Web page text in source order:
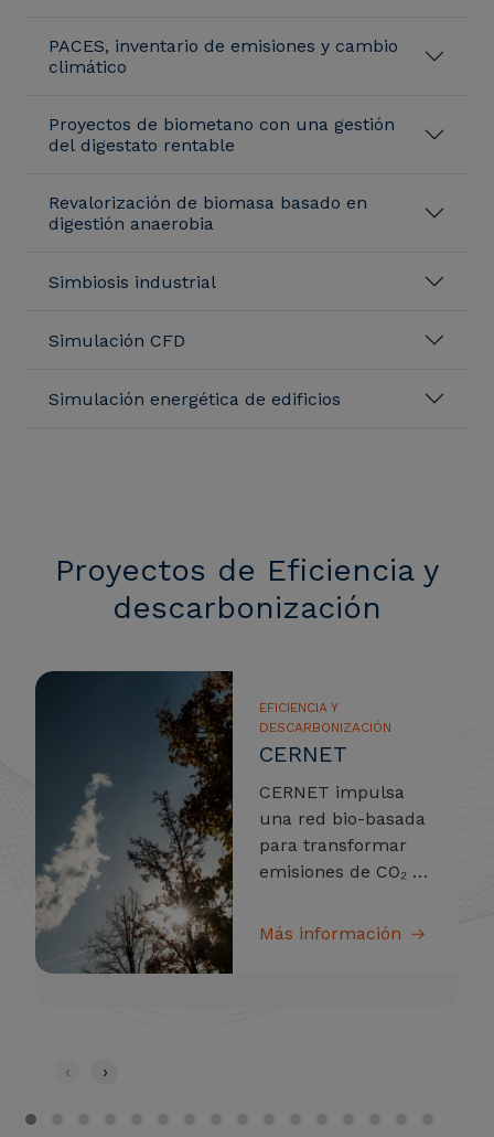
PACES, inventario de emisiones y cambio
climático
Proyectos de biometano con una gestión
del digestato rentable
Revalorización de biomasa basado en
digestión anaerobia
Simbiosis industrial
Simulación CFD
Simulación energética de edificios
Proyectos de Eficiencia y
descarbonización
EFICIENCIA Y
DESCARBONIZACIÓN
CERNET
CERNET impulsa
una red bio-basada
para transformar
emisiones de CO₂ y
sostenibles para los
Más información
‹ ›